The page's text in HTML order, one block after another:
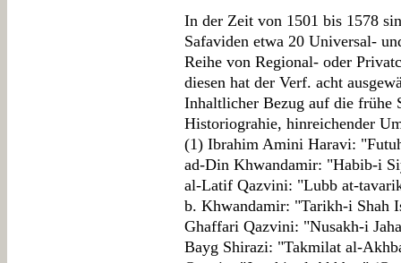
In der Zeit von 1501 bis 1578
Safaviden etwa 20 Universal-
Reihe von Regional- oder
diesen hat der Verf. acht
Inhaltlicher Bezug auf die frühe
Historiograhie, hinreichender
(1) Ibrahim Amini Haravi:
ad-Din Khwandamir: "Habib-i
al-Latif Qazvini: "Lubb at-
b. Khwandamir: "Tarikh-i Shah
Ghaffari Qazvini: "Nusakh-i
Bayg Shirazi: "Takmilat al-